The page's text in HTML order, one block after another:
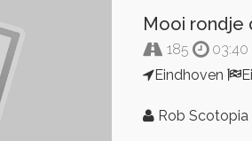
Mooi rondje
185
03:40
Eindhoven
Rob Scotopia